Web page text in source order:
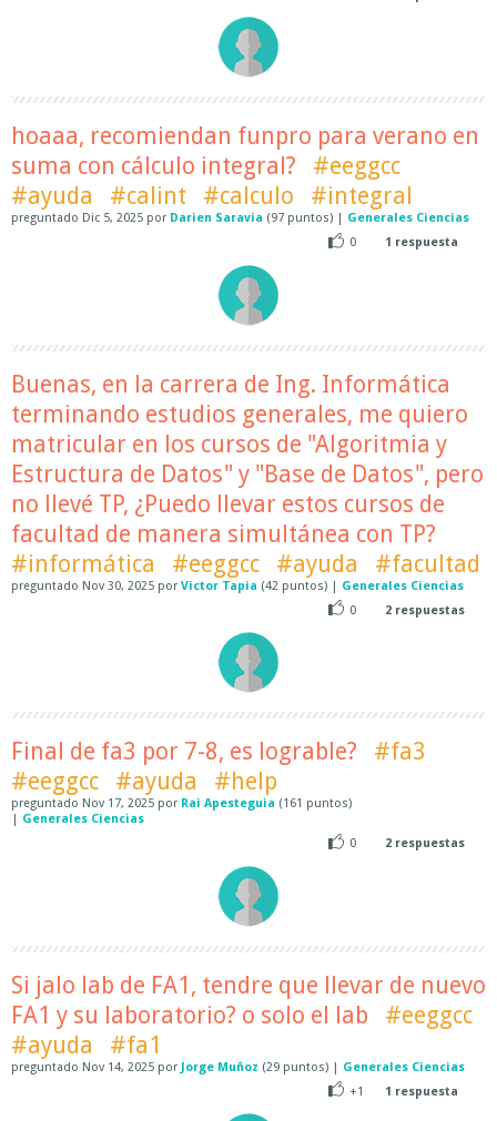
hoaaa, recomiendan funpro para verano en
suma con cálculo integral?
#eeggcc
#ayuda
#calint #calculo #integral
preguntado Dic 5, 2025 por Darien Saravia (97 puntos) | Generales Ciencias
0
1 respuesta
Buenas, en la carrera de Ing. Informática
terminando estudios generales, me quiero
matricular en los cursos de "Algoritmia y
Estructura de Datos" y "Base de Datos", pero
no llevé TP, ¿Puedo llevar estos cursos de
facultad de manera simultánea con TP?
#informática
#eeggcc #ayuda #facultad
preguntado Nov 30, 2025 por Victor Tapia (42 puntos) | Generales Ciencias
0
2 respuestas
Final de fa3 por 7-8, es lograble?
#fa3
#eeggcc
#ayuda #help
preguntado Nov 17, 2025 por Rai Apesteguia (161 puntos)
| Generales Ciencias
0
2 respuestas
Si jalo lab de FA1, tendre que llevar de nuevo
FA1 y su laboratorio? o solo el lab
#eeggcc
#ayuda
#fa1
preguntado Nov 14, 2025 por Jorge Muñoz (29 puntos) | Generales Ciencias
+1
1 respuesta